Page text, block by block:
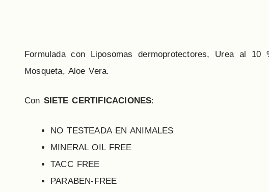
Formulada con Liposomas dermoprotectores, Urea al
Mosqueta, Aloe Vera.
Con SIETE CERTIFICACIONES:
NO TESTEADA EN ANIMALES
MINERAL OIL FREE
TACC FREE
PARABEN-FREE